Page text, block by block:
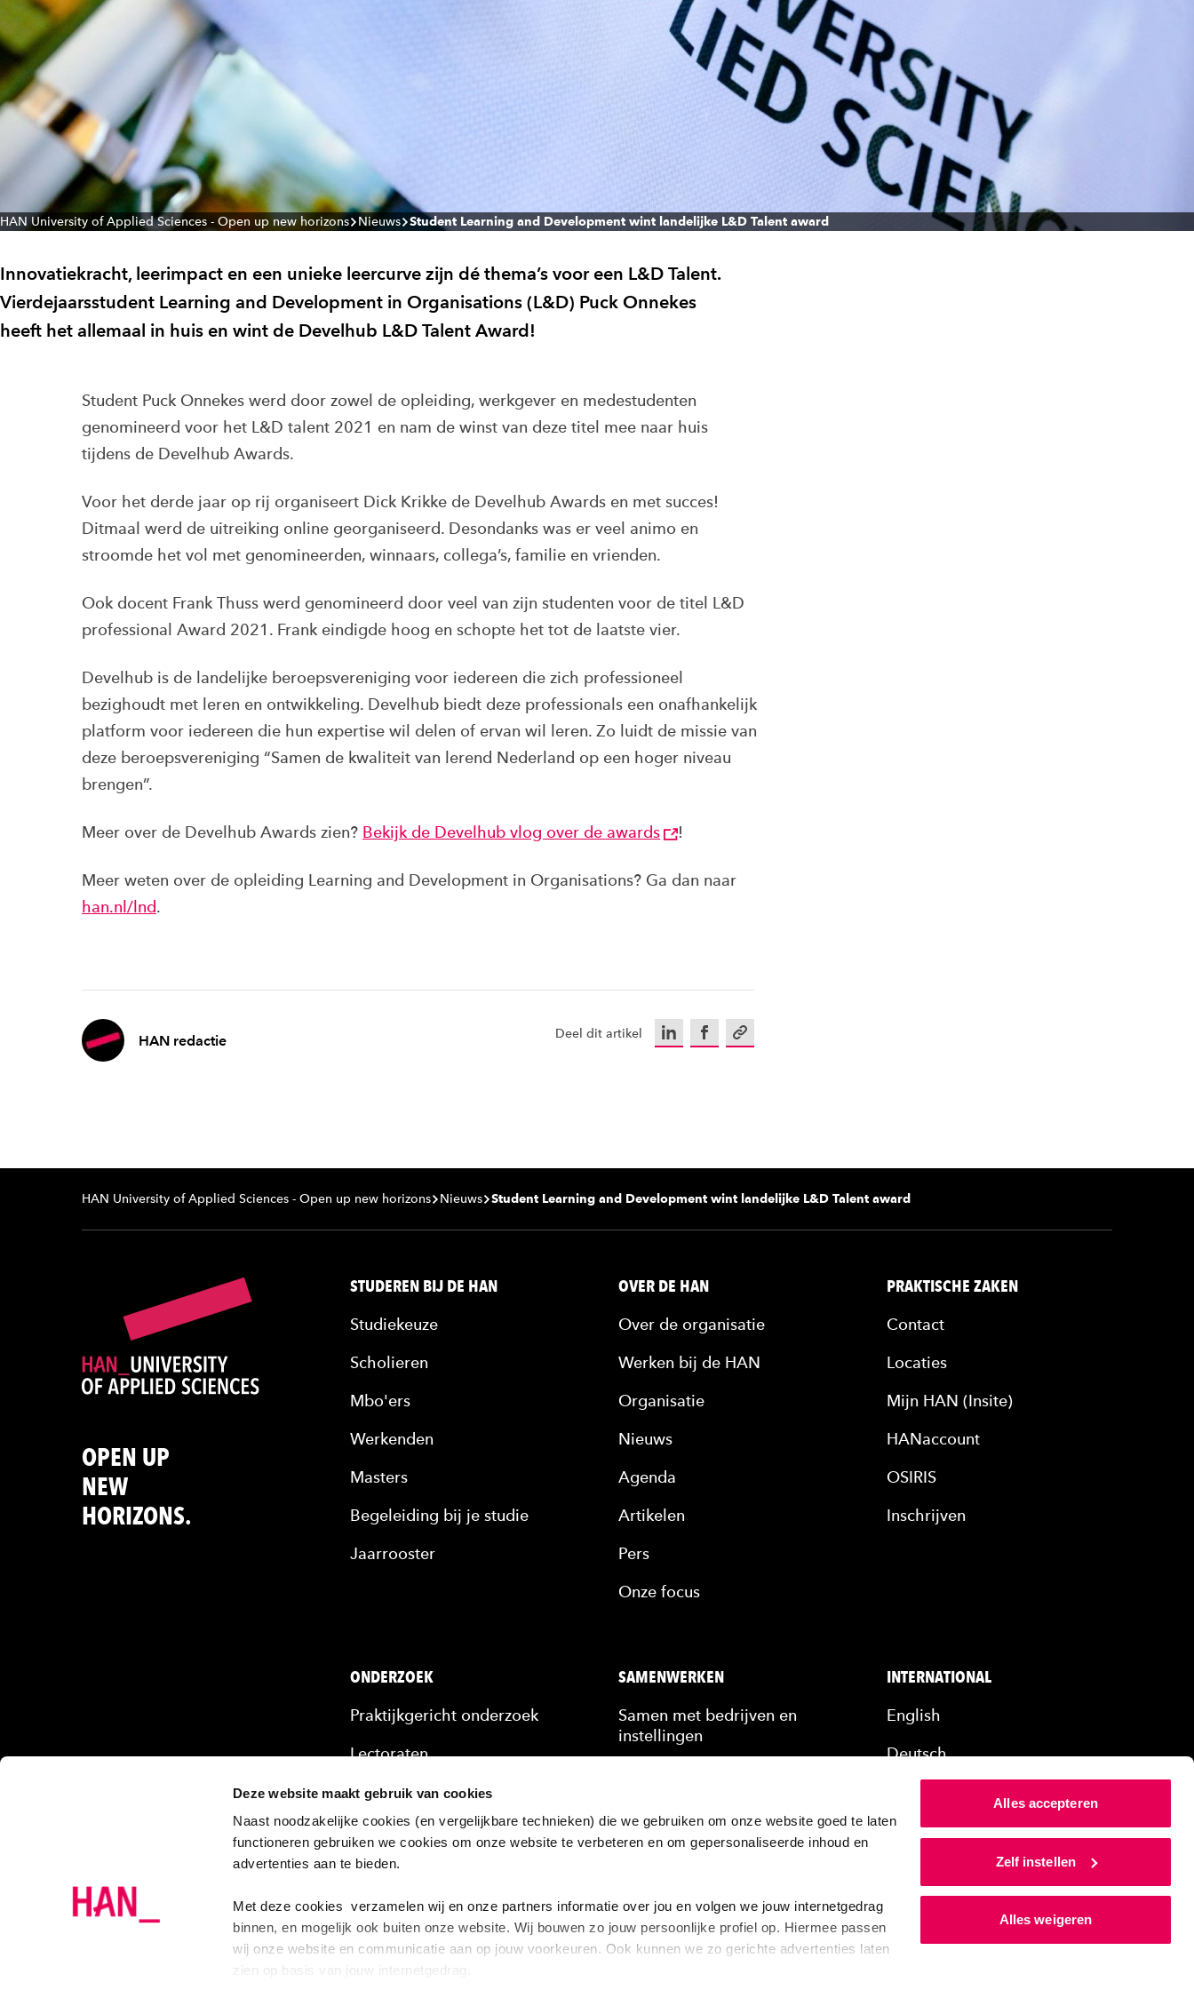
Deze website maakt gebruik van cookies
Naast noodzakelijke cookies (en vergelijkbare technieken) die we gebruiken om onze website goed te laten
functioneren gebruiken we cookies om onze website te verbeteren en om gepersonaliseerde inhoud en
advertenties aan te bieden.
Met deze cookies verzamelen wij en onze partners informatie over jou en volgen we jouw internetgedrag
binnen, en mogelijk ook buiten onze website. Wij bouwen zo jouw persoonlijke profiel op. Hiermee passen
wij onze website en communicatie aan op jouw voorkeuren. Ook kunnen we zo gerichte advertenties laten
zien op basis van jouw internetgedrag.
Alles accepteren
Zelf instellen
Alles weigeren
HAN University of Applied Sciences - Open up new horizons Nieuws Student Learning and Development wint landelijke L&D Talent award
Innovatiekracht, leerimpact en een unieke leercurve zijn dé thema’s voor een L&D Talent.
Vierdejaarsstudent Learning and Development in Organisations (L&D) Puck Onnekes
heeft het allemaal in huis en wint de Develhub L&D Talent Award!
Student Puck Onnekes werd door zowel de opleiding, werkgever en medestudenten
genomineerd voor het L&D talent 2021 en nam de winst van deze titel mee naar huis
tijdens de Develhub Awards.
Voor het derde jaar op rij organiseert Dick Krikke de Develhub Awards en met succes!
Ditmaal werd de uitreiking online georganiseerd. Desondanks was er veel animo en
stroomde het vol met genomineerden, winnaars, collega’s, familie en vrienden.
Ook docent Frank Thuss werd genomineerd door veel van zijn studenten voor de titel L&D
professional Award 2021. Frank eindigde hoog en schopte het tot de laatste vier.
Develhub is de landelijke beroepsvereniging voor iedereen die zich professioneel
bezighoudt met leren en ontwikkeling. Develhub biedt deze professionals een onafhankelijk
platform voor iedereen die hun expertise wil delen of ervan wil leren. Zo luidt de missie van
deze beroepsvereniging “Samen de kwaliteit van lerend Nederland op een hoger niveau
brengen”.
Meer over de Develhub Awards zien? Bekijk de Develhub vlog over de awards !
Meer weten over de opleiding Learning and Development in Organisations? Ga dan naar
han.nl/lnd.
HAN redactie Deel dit artikel LinkedInFacebookKopieer url
HAN University of Applied Sciences - Open up new horizons Nieuws Student Learning and Development wint landelijke L&D Talent award
OPEN UP
NEW
HORIZONS.
STUDEREN BIJ DE HAN
Studiekeuze
Scholieren
Mbo'ers
Werkenden
Masters
Begeleiding bij je studie
Jaarrooster
OVER DE HAN
Over de organisatie
Werken bij de HAN
Organisatie
Nieuws
Agenda
Artikelen
Pers
Onze focus
PRAKTISCHE ZAKEN
Contact
Locaties
Mijn HAN (Insite)
HANaccount
OSIRIS
Inschrijven
ONDERZOEK
Praktijkgericht onderzoek
Lectoraten
Mensen
Onze kennis
Projecten
Onderzoek bij de HAN
SAMENWERKEN
Samen met bedrijven en
instellingen
Scholing van medewerkers
Hulp bij een vraagstuk
INTERNATIONAL
English
Deutsch